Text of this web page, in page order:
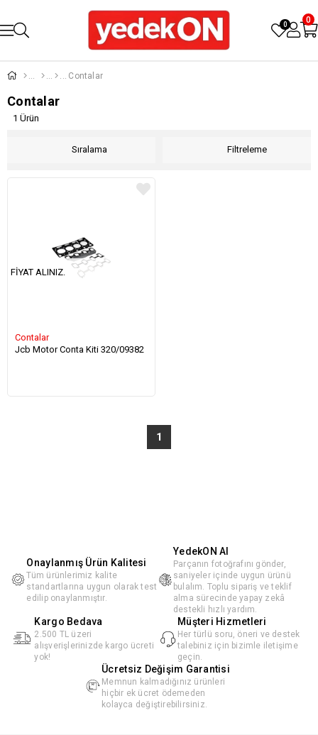
0 0
Contalar
Contalar
Filtreleme
Sıralama
1 Ürün
Contalar
Jcb Motor Conta Kiti 320/09382
FIYAT ALINIZ.
1
Onaylanmış Ürün Kalitesi
Tüm ürünlerimiz kalite
standartlarına uygun olarak test
edilip onaylanmıştır.
YedekON AI
Parçanın fotoğrafını gönder,
saniyeler içinde uygun ürünü
bulalım. Toplu sipariş ve teklif
alma sürecinde yapay zekâ
destekli hızlı yardım.
Kargo Bedava
2.500 TL üzeri
alışverişlerinizde kargo ücreti
yok!
Müşteri Hizmetleri
Her türlü soru, öneri ve destek
talebiniz için bizimle iletişime
geçin.
Ücretsiz Değişim Garantisi
Memnun kalmadığınız ürünleri
hiçbir ek ücret ödemeden
kolayca değiştirebilirsiniz.